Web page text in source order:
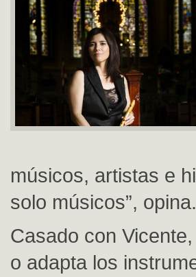
músicos, artistas e
solo músicos”, opina.
Casado con
o adapta los